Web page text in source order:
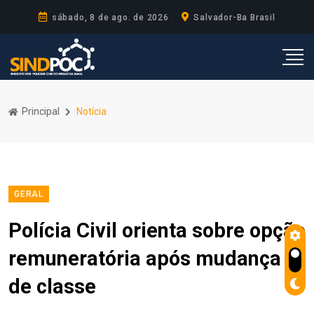
sábado, 8 de ago. de 2026 Salvador-Ba Brasil
Principal Notícia
GERAL
Polícia Civil orienta sobre opção
remuneratória após mudança
de classe